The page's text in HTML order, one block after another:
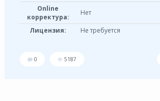
Online
корректура:
Нет
Лицензия: Не требуется
0 5187